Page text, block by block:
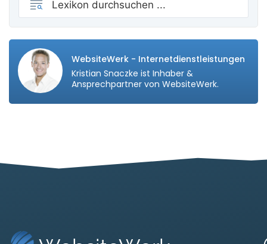
WebsiteWerk - Internetdienstleistungen
Kristian Snaczke ist Inhaber &
Ansprechpartner von WebsiteWerk.